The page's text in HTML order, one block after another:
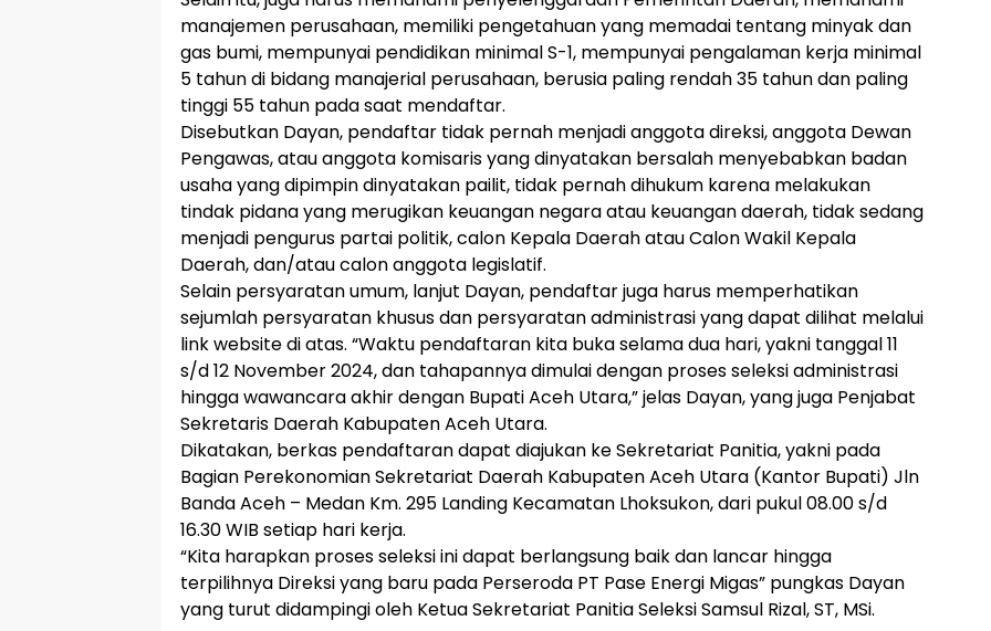
manajemen perusahaan, memiliki pengetahuan yang memadai tentang minyak dan
gas bumi, mempunyai pendidikan minimal S-1, mempunyai pengalaman kerja minimal
5 tahun di bidang manajerial perusahaan, berusia paling rendah 35 tahun dan paling
tinggi 55 tahun pada saat mendaftar.
Disebutkan Dayan, pendaftar tidak pernah menjadi anggota direksi, anggota Dewan
Pengawas, atau anggota komisaris yang dinyatakan bersalah menyebabkan badan
usaha yang dipimpin dinyatakan pailit, tidak pernah dihukum karena melakukan
tindak pidana yang merugikan keuangan negara atau keuangan daerah, tidak sedang
menjadi pengurus partai politik, calon Kepala Daerah atau Calon Wakil Kepala
Daerah, dan/atau calon anggota legislatif.
Selain persyaratan umum, lanjut Dayan, pendaftar juga harus memperhatikan
sejumlah persyaratan khusus dan persyaratan administrasi yang dapat dilihat melalui
link website di atas. “Waktu pendaftaran kita buka selama dua hari, yakni tanggal 11
s/d 12 November 2024, dan tahapannya dimulai dengan proses seleksi administrasi
hingga wawancara akhir dengan Bupati Aceh Utara,” jelas Dayan, yang juga Penjabat
Sekretaris Daerah Kabupaten Aceh Utara.
Dikatakan, berkas pendaftaran dapat diajukan ke Sekretariat Panitia, yakni pada
Bagian Perekonomian Sekretariat Daerah Kabupaten Aceh Utara (Kantor Bupati) Jln
Banda Aceh – Medan Km. 295 Landing Kecamatan Lhoksukon, dari pukul 08.00 s/d
16.30 WIB setiap hari kerja.
“Kita harapkan proses seleksi ini dapat berlangsung baik dan lancar hingga
terpilihnya Direksi yang baru pada Perseroda PT Pase Energi Migas” pungkas Dayan
yang turut didampingi oleh Ketua Sekretariat Panitia Seleksi Samsul Rizal, ST, MSi.